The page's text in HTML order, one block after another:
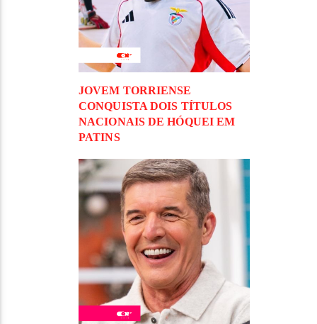
JOVEM TORRIENSE
CONQUISTA DOIS TÍTULOS
NACIONAIS DE HÓQUEI EM
PATINS